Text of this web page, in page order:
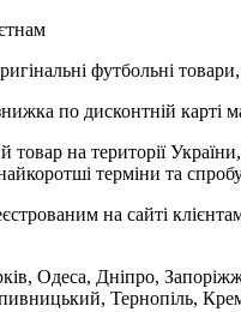
футбольні
по дисконтній карті
на території
терміни та
на сайті
Одеса, Дніпро,
Тернопіль,